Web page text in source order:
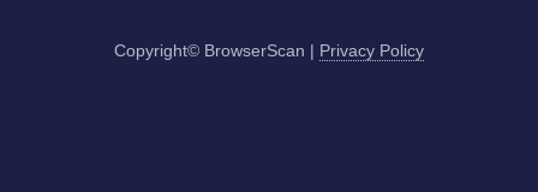
Copyright© BrowserScan | Privacy Policy